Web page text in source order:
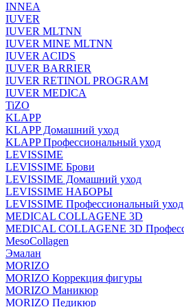
INNEA
IUVER
IUVER MLTNN
IUVER MINE MLTNN
IUVER ACIDS
IUVER BARRIER
IUVER RETINOL PROGRAM
IUVER MEDICA
TiZO
KLAPP
KLAPP Домашний уход
KLAPP Профессиональный уход
LEVISSIME
LEVISSIME Брови
LEVISSIME Домашний уход
LEVISSIME НАБОРЫ
LEVISSIME Профессиональный уход
MEDICAL COLLAGENE 3D
MEDICAL COLLAGENE 3D
MesoCollagen
Эмалан
MORIZO
MORIZO Коррекция фигуры
MORIZO Маникюр
MORIZO Педикюр